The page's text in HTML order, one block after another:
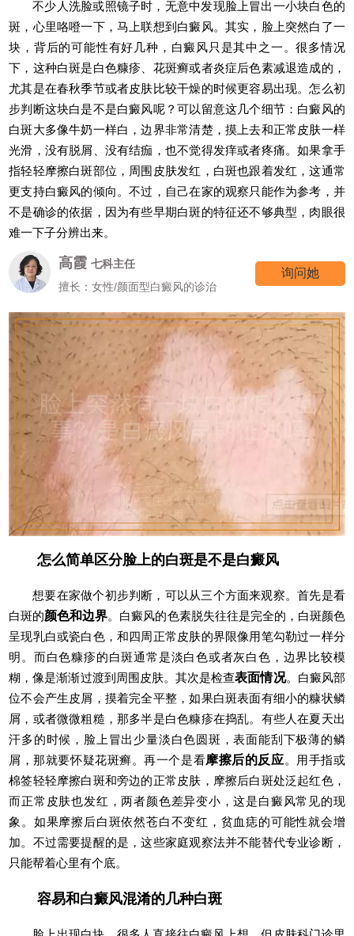
不少人洗脸或照镜子时，无意中发现脸上冒出一小块白色的
斑，心里咯噔一下，马上联想到白癜风。其实，脸上突然白了一
块，背后的可能性有好几种，白癜风只是其中之一。很多情况
下，这种白斑是白色糠疹、花斑癣或者炎症后色素减退造成的，
尤其是在春秋季节或者皮肤比较干燥的时候更容易出现。怎么初
步判断这块白是不是白癜风呢？可以留意这几个细节：白癜风的
白斑大多像牛奶一样白，边界非常清楚，摸上去和正常皮肤一样
光滑，没有脱屑、没有结痂，也不觉得发痒或者疼痛。如果拿手
指轻轻摩擦白斑部位，周围皮肤发红，白斑也跟着发红，这通常
更支持白癜风的倾向。不过，自己在家的观察只能作为参考，并
不是确诊的依据，因为有些早期白斑的特征还不够典型，肉眼很
难一下子分辨出来。
高霞 七科主任
擅长：女性/颜面型白癜风的诊治
询问她
怎么简单区分脸上的白斑是不是白癜风
想要在家做个初步判断，可以从三个方面来观察。首先是看
白斑的颜色和边界。白癜风的色素脱失往往是完全的，白斑颜色
呈现乳白或瓷白色，和四周正常皮肤的界限像用笔勾勒过一样分
明。而白色糠疹的白斑通常是淡白色或者灰白色，边界比较模
糊，像是渐渐过渡到周围皮肤。其次是检查表面情况。白癜风部
位不会产生皮屑，摸着完全平整，如果白斑表面有细小的糠状鳞
屑，或者微微粗糙，那多半是白色糠疹在捣乱。有些人在夏天出
汗多的时候，脸上冒出少量淡白色圆斑，表面能刮下极薄的鳞
屑，那就要怀疑花斑癣。再一个是看摩擦后的反应。用手指或
棉签轻轻摩擦白斑和旁边的正常皮肤，摩擦后白斑处泛起红色，
而正常皮肤也发红，两者颜色差异变小，这是白癜风常见的现
象。如果摩擦后白斑依然苍白不变红，贫血痣的可能性就会增
加。不过需要提醒的是，这些家庭观察法并不能替代专业诊断，
只能帮着心里有个底。
容易和白癜风混淆的几种白斑